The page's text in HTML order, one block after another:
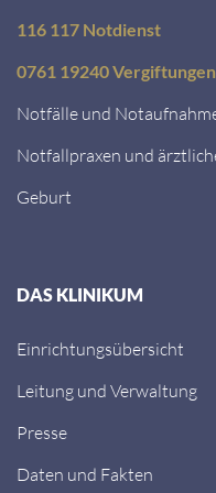
116 117 Notdienst
0761 19240 Vergiftungen
Notfälle und
Notfallpraxen und
Geburt
DAS KLINIKUM
Einrichtungsübersicht
Leitung und Verwaltung
Presse
Daten und Fakten